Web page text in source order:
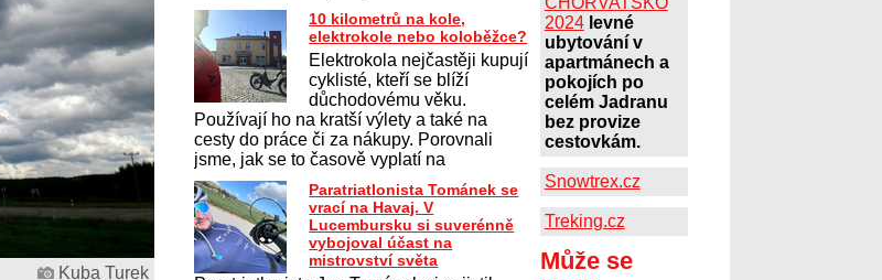
Kuba Turek
2024 levné
ubytování v
apartmánech a
pokojích po
celém Jadranu
bez provize
cestovkám.
Snowtrex.cz
Treking.cz
Může se
10 kilometrů na kole,
elektrokole nebo koloběžce?
Elektrokola nejčastěji kupují
cyklisté, kteří se blíží
důchodovému věku.
Používají ho na kratší výlety a také na
cesty do práce či za nákupy. Porovnali
jsme, jak se to časově vyplatí na
Paratriatlonista Tománek se
vrací na Havaj. V
Lucembursku si suverénně
vybojoval účast na
mistrovství světa